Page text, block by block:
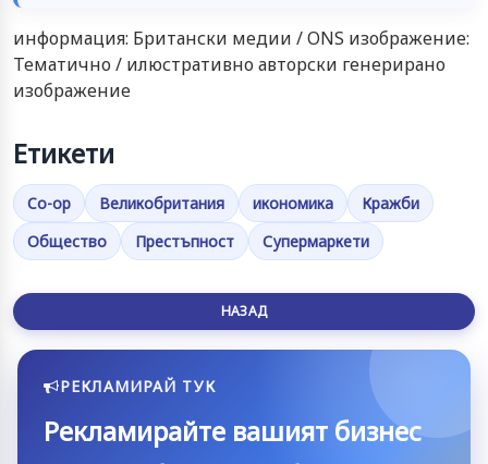
информация: Британски медии / ONS изображение:
Тематично / илюстративно авторски генерирано
изображение
Етикети
Co-op Великобритания икономика
Кражби
Общество
Престъпност Супермаркети
НАЗАД
РЕКЛАМИРАЙ ТУК
Рекламирайте вашият бизнес